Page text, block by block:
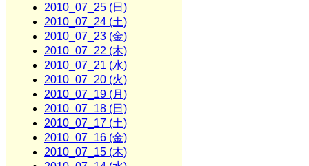
2010_07_25 (日)
2010_07_24 (土)
2010_07_23 (金)
2010_07_22 (木)
2010_07_21 (水)
2010_07_20 (火)
2010_07_19 (月)
2010_07_18 (日)
2010_07_17 (土)
2010_07_16 (金)
2010_07_15 (木)